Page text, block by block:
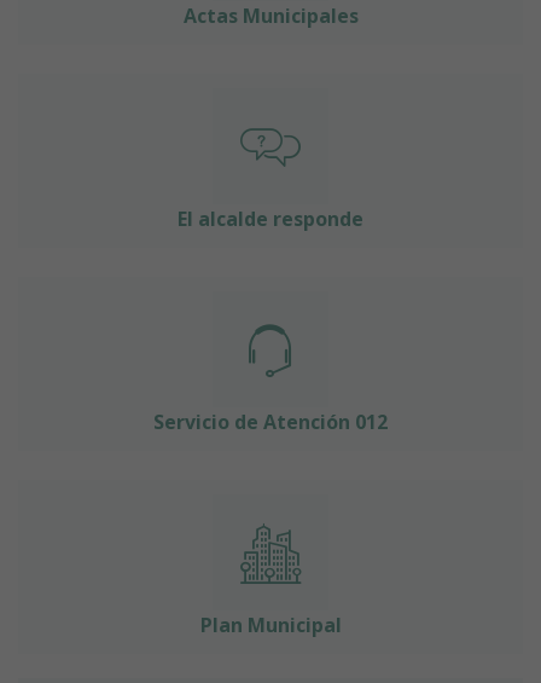
Actas Municipales
El alcalde responde
Servicio de Atención 012
Plan Municipal